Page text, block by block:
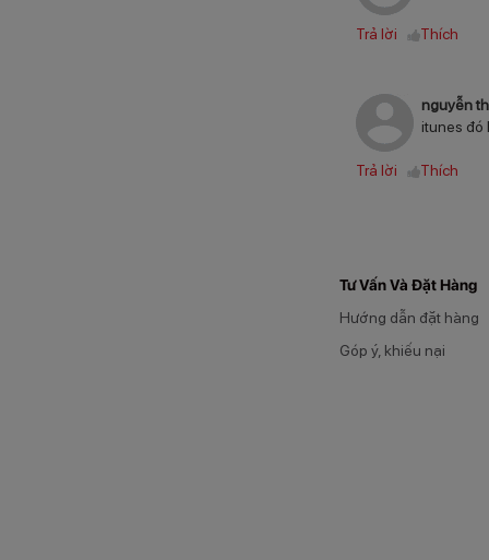
Trả lời Thích
nguyễn
itunes đó
Trả lời Thích
Tư Vấn Và Đặt Hàng
Hướng dẫn đặt hàng
Góp ý, khiếu nại